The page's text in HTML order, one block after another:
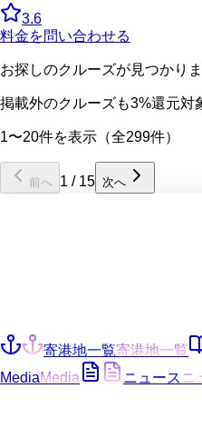
3.6
料金を問い合わせる
お探しのクルーズが見つかり
掲載外のクルーズも3%還元対
1〜20件を表示（全299件）
前へ 1 / 15 次へ
寄港地一覧寄港地一覧
MediaMedia ニュース ニ